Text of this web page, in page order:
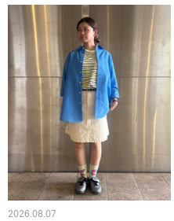
2026.08.07